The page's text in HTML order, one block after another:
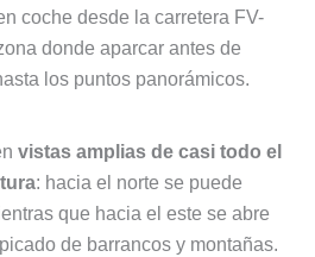
coche desde la carretera FV-
donde aparcar antes de
los puntos panorámicos.
vistas amplias de casi todo el
: hacia el norte se puede
que hacia el este se abre
de barrancos y montañas.